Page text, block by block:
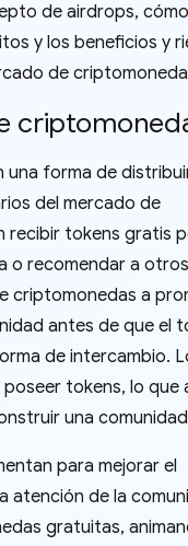
de airdrops, cómo
y los beneficios y
de
una forma de
del mercado de
recibir tokens gratis
o recomendar a
criptomonedas a
antes de que el
de intercambio.
tokens, lo que
una
para mejorar el
atención de la
gratuitas,